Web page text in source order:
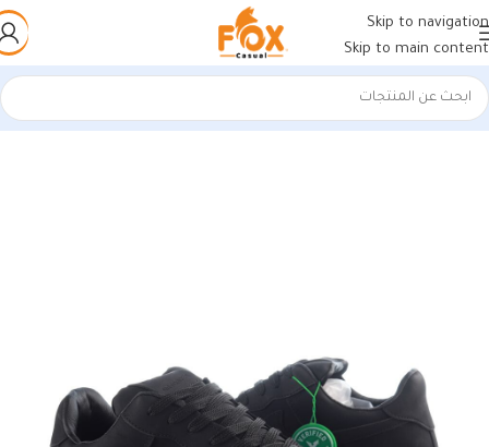
Skip to navigation
Skip to main content
الرئيسية/أحذية رجالي/كوتشي رجالي